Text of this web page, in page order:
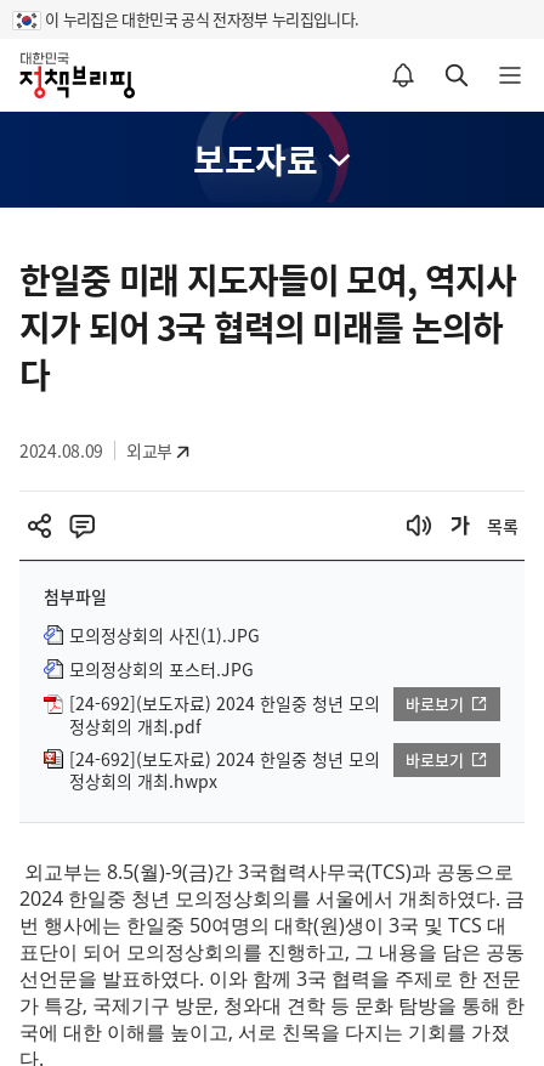
이 누리집은 대한민국 공식 전자정부 누리집입니다.
홈
알림설정 바로가기 검색 바로가기 메뉴 열기
보도자료
텐
츠
영
역
한일중 미래 지도자들이 모여, 역지사
지가 되어 3국 협력의 미래를 논의하
다
2024.08.09 외교부
목록
첨부파일
모의정상회의 사진(1).JPG
모의정상회의 포스터.JPG
[24-692](보도자료) 2024 한일중 청년 모의
정상회의 개최.pdf
바로보기
[24-692](보도자료) 2024 한일중 청년 모의
정상회의 개최.hwpx
바로보기
외교부는 8.5(월)-9(금)간 3국협력사무국(TCS)과 공동으로
2024 한일중 청년 모의정상회의를 서울에서 개최하였다. 금
번 행사에는 한일중 50여명의 대학(원)생이 3국 및 TCS 대
표단이 되어 모의정상회의를 진행하고, 그 내용을 담은 공동
선언문을 발표하였다. 이와 함께 3국 협력을 주제로 한 전문
가 특강, 국제기구 방문, 청와대 견학 등 문화 탐방을 통해 한
국에 대한 이해를 높이고, 서로 친목을 다지는 기회를 가졌
다.